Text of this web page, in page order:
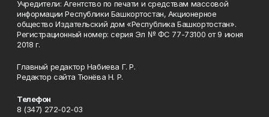
Учредители: Агентство по печати и средствам массовой
информации Республики Башкортостан, Акционерное
общество Издательский дом «Республика Башкортостан».
Регистрационный номер: серия Эл № ФС 77-73100 от 9 июня
2018 г.
Главный редактор Набиева Г. Р.
Редактор сайта Тюнёва Н. Р.
Телефон
8 (347) 272-02-03